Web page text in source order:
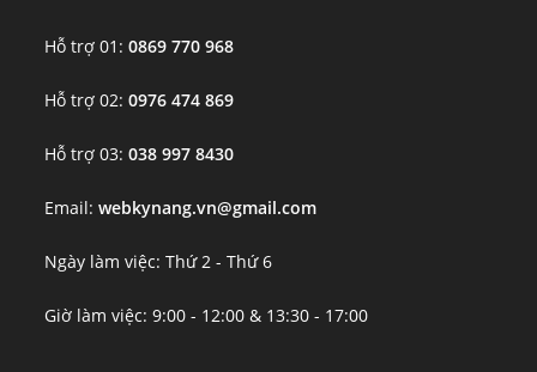
Hỗ trợ 01:0869 770 968
Hỗ trợ 02:0976 474 869
Hỗ trợ 03:038 997 8430
Email:webkynang.vn@gmail.com
Ngày làm việc: Thứ 2 - Thứ 6
Giờ làm việc: 9:00 - 12:00 & 13:30 - 17:00